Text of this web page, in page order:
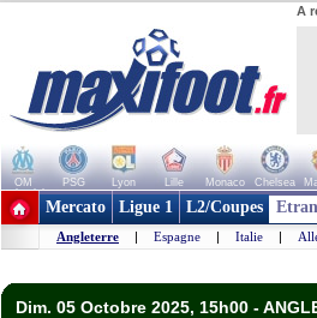
A
OM PSG Lyon Lille Monaco Chelsea
+ de clubs
Mercato Ligue 1 L2/Coupes
Angleterre | Espagne | Italie |
Dim. 05 Octobre 2025, 15h00 -